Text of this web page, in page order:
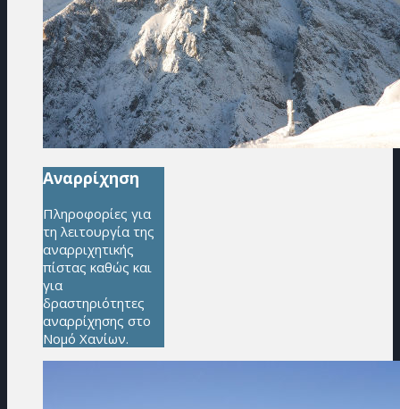
Αναρρίχηση
Πληροφορίες για
τη λειτουργία της
αναρριχητικής
πίστας καθώς και
για
δραστηριότητες
αναρρίχησης στο
Νομό Χανίων.